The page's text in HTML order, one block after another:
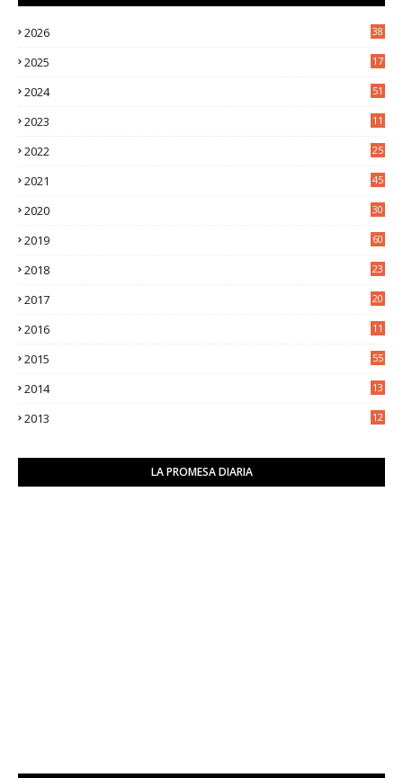
2026 38
2025
17
2024 51
2023
11
2022
25
2021
45
2020
30
2019 60
2018
23
2017
20
2016
11
2015 55
2014
13
2013
12
LA PROMESA DIARIA